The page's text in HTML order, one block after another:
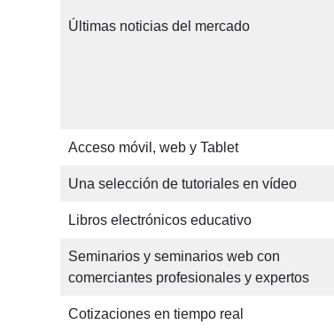
Últimas noticias del mercado
Acceso móvil, web y Tablet
Una selección de tutoriales en vídeo
Libros electrónicos educativo
Seminarios y seminarios web con
comerciantes profesionales y expertos
Cotizaciones en tiempo real